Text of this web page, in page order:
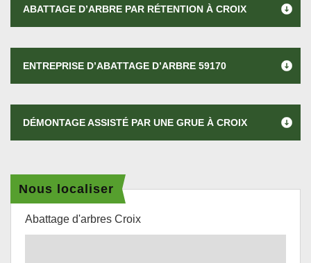
ABATTAGE D’ARBRE PAR RÉTENTION À CROIX
ENTREPRISE D’ABATTAGE D’ARBRE 59170
DÉMONTAGE ASSISTÉ PAR UNE GRUE À CROIX
Nous localiser
Abattage d'arbres Croix